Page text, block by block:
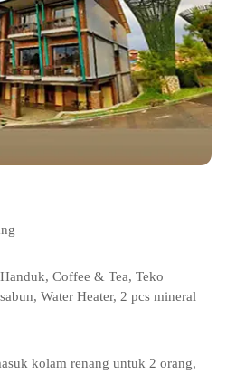
Coffee & Tea, Teko
Water Heater, 2 pcs mineral
kolam renang untuk 2 orang,